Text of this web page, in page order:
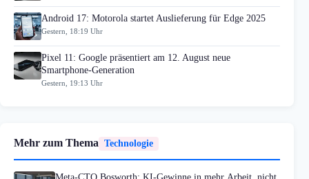
Android 17: Motorola startet Auslieferung für Edge 2025
Gestern, 18:19 Uhr
Pixel 11: Google präsentiert am 12. August neue
Smartphone-Generation
Gestern, 19:13 Uhr
Mehr zum Thema Technologie